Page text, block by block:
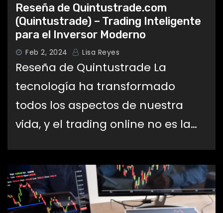
Reseña de Quintustrade.com
(Quintustrade) – Trading Inteligente
para el Inversor Moderno
Feb 2, 2024 Lisa Reyes
Reseña de Quintustrade La
tecnología ha transformado
todos los aspectos de nuestra
vida, y el trading online no es la…